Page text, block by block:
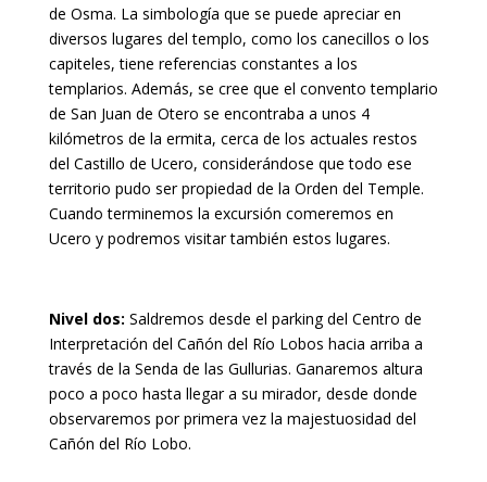
de Osma. La simbología que se puede apreciar en
diversos lugares del templo, como los canecillos o los
capiteles, tiene referencias constantes a los
templarios. Además, se cree que el convento templario
de San Juan de Otero se encontraba a unos 4
kilómetros de la ermita, cerca de los actuales restos
del Castillo de Ucero, considerándose que todo ese
territorio pudo ser propiedad de la Orden del Temple.
Cuando terminemos la excursión comeremos en
Ucero y podremos visitar también estos lugares.
Nivel dos: Saldremos desde el parking del Centro de
Interpretación del Cañón del Río Lobos hacia arriba a
través de la Senda de las Gullurias. Ganaremos altura
poco a poco hasta llegar a su mirador, desde donde
observaremos por primera vez la majestuosidad del
Cañón del Río Lobo.